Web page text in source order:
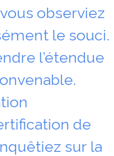
observiez
le souci.
l’étendue
de
sur la